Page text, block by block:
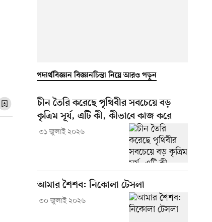
পদার্থবিজ্ঞান বিজ্ঞানচিন্তা নিয়ে আরও পড়ুন
চীন তৈরি করেছে পৃথিবীর সবচেয়ে বড়
কৃত্রিম সূর্য, এটি কী, কীভাবে কাজ করে
৩১ জুলাই ২০২৬
আমার শৈশব: নিকোলা টেসলা
৩০ জুলাই ২০২৬